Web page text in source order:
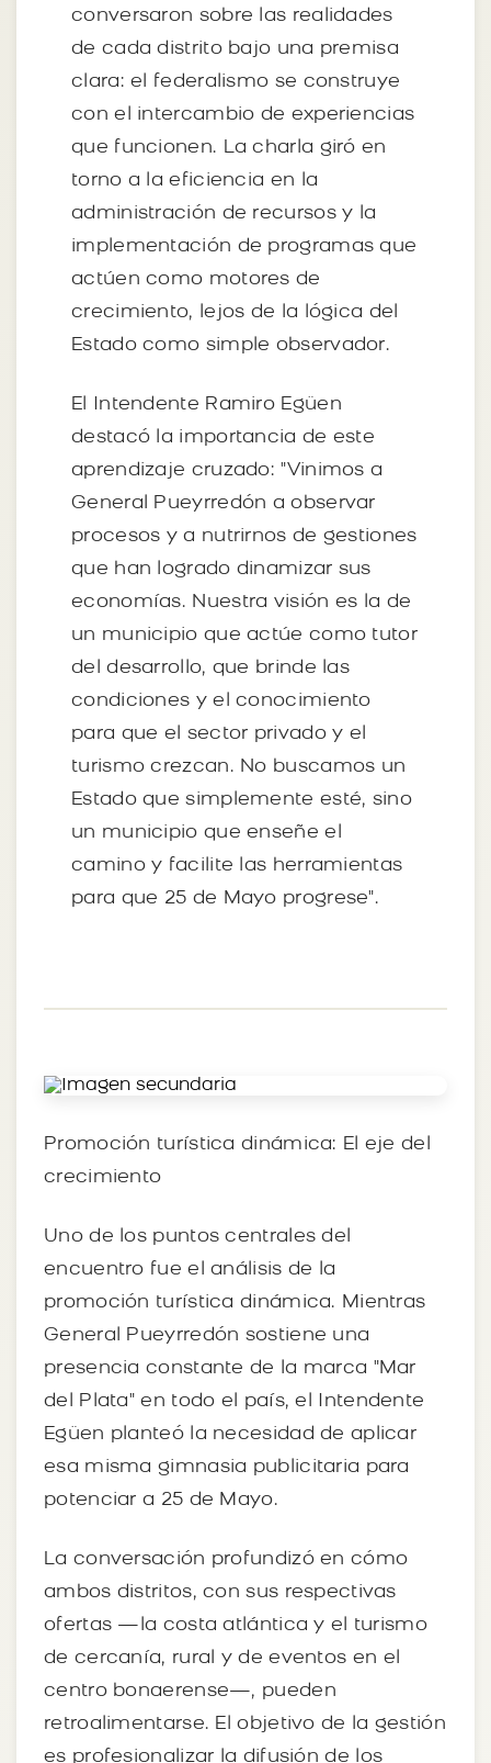
conversaron sobre las realidades
de cada distrito bajo una premisa
clara: el federalismo se construye
con el intercambio de experiencias
que funcionen. La charla giró en
torno a la eficiencia en la
administración de recursos y la
implementación de programas que
actúen como motores de
crecimiento, lejos de la lógica del
Estado como simple observador.
El Intendente Ramiro Egüen
destacó la importancia de este
aprendizaje cruzado: "Vinimos a
General Pueyrredón a observar
procesos y a nutrirnos de gestiones
que han logrado dinamizar sus
economías. Nuestra visión es la de
un municipio que actúe como tutor
del desarrollo, que brinde las
condiciones y el conocimiento
para que el sector privado y el
turismo crezcan. No buscamos un
Estado que simplemente esté, sino
un municipio que enseñe el
camino y facilite las herramientas
para que 25 de Mayo progrese".
Promoción turística dinámica: El eje del
crecimiento
Uno de los puntos centrales del
encuentro fue el análisis de la
promoción turística dinámica. Mientras
General Pueyrredón sostiene una
presencia constante de la marca "Mar
del Plata" en todo el país, el Intendente
Egüen planteó la necesidad de aplicar
esa misma gimnasia publicitaria para
potenciar a 25 de Mayo.
La conversación profundizó en cómo
ambos distritos, con sus respectivas
ofertas —la costa atlántica y el turismo
de cercanía, rural y de eventos en el
centro bonaerense—, pueden
retroalimentarse. El objetivo de la gestión
es profesionalizar la difusión de los